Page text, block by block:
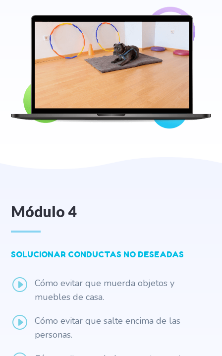
Módulo 4
SOLUCIONAR CONDUCTAS NO DESEADAS
I
Cómo evitar que muerda objetos y
muebles de casa.
I
Cómo evitar que salte encima de las
personas.